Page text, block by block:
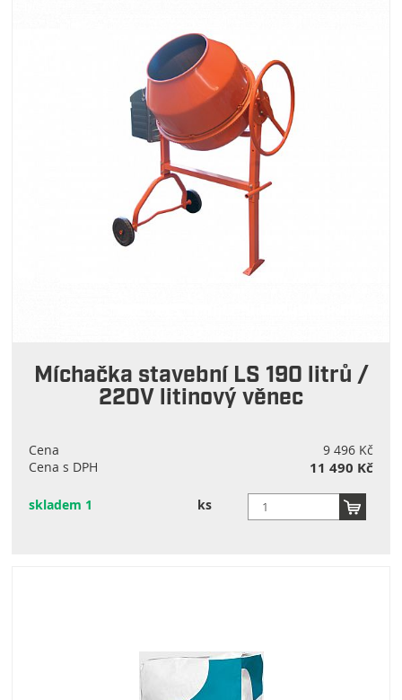
Míchačka stavební LS 190 litrů /
220V litinový věnec
Cena
9 496 Kč
Cena s DPH
11 490 Kč
skladem 1 ks